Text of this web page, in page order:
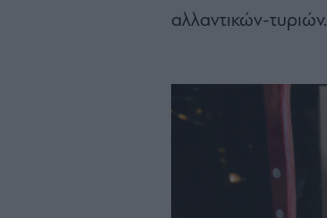
αλλαντικών-τυριών.